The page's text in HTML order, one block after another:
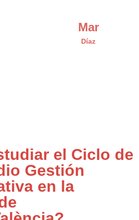
Mar
Díaz
el Ciclo de
Gestión
en la